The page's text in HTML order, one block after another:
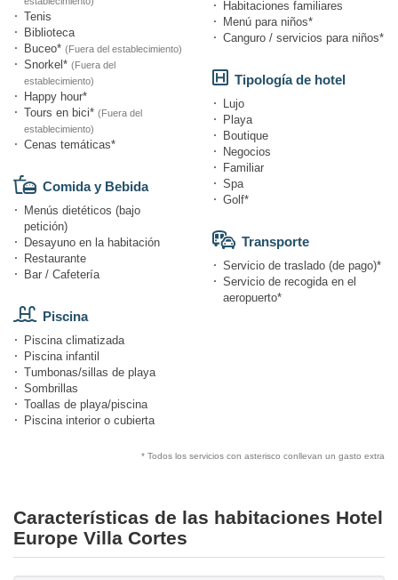
Tenis
Biblioteca
Buceo* (Fuera del establecimiento)
Snorkel* (Fuera del
establecimiento)
Happy hour*
Tours en bici* (Fuera del
establecimiento)
Cenas temáticas*
Comida y Bebida
Menús dietéticos (bajo
petición)
Desayuno en la habitación
Restaurante
Bar / Cafetería
Piscina
Piscina climatizada
Piscina infantil
Tumbonas/sillas de playa
Sombrillas
Toallas de playa/piscina
Piscina interior o cubierta
Habitaciones familiares
Menú para niños*
Canguro / servicios para niños*
Tipología de hotel
Lujo
Playa
Boutique
Negocios
Familiar
Spa
Golf*
Transporte
Servicio de traslado (de pago)*
Servicio de recogida en el
aeropuerto*
* Todos los servicios con asterisco conllevan un gasto extra
Características de las habitaciones Hotel
Europe Villa Cortes